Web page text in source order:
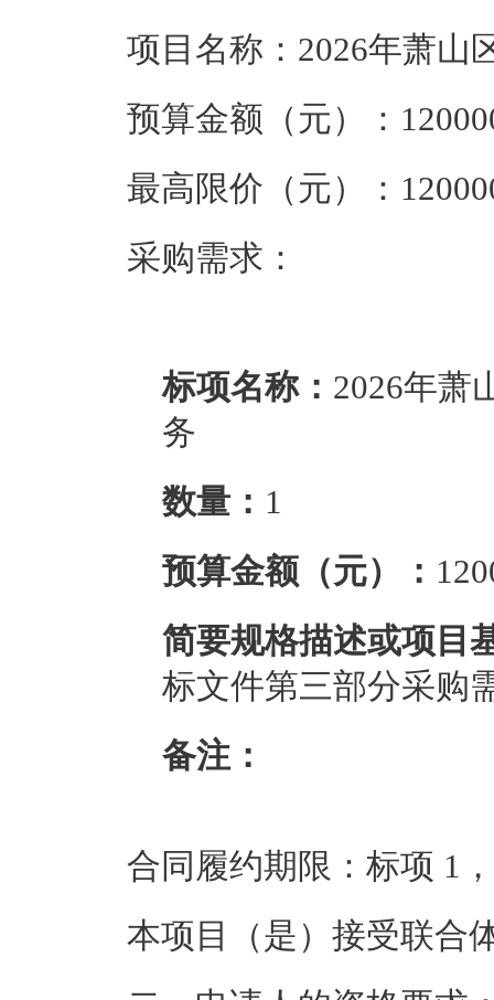
项目名称： 2026年萧山
预算金额（元）：
最高限价（元）：
采购需求：
标项名称： 2026年萧
务
数量： 1
预算金额（元）：
简要规格描述或项目
标文件第三部分采购
备注：
合同履约期限： 标项 1
本项目（是 ）接受联合